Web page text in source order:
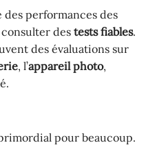
performances des
destests fiables.
des évaluations sur
, l’appareil photo,
pour beaucoup.